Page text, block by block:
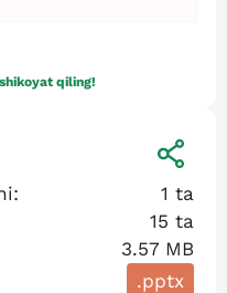
shikoyat qiling!
1 ta
15 ta
3.57 MB
.pptx